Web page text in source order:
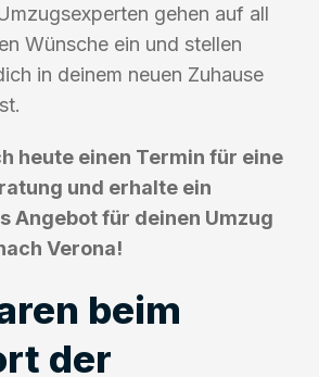
gehen auf all
Wünsche ein und stellen
in deinem neuen Zuhause
heute einen Termin für eine
und erhalte ein
Angebot für deinen Umzug
Verona!
beim
der